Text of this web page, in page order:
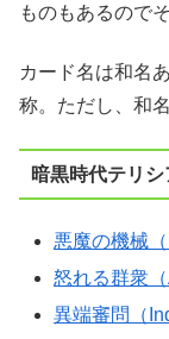
ものもあるので
カード名は和名
称。ただし、和
暗黒時代テリ
悪魔の機械
怒れる群衆（
異端審問（